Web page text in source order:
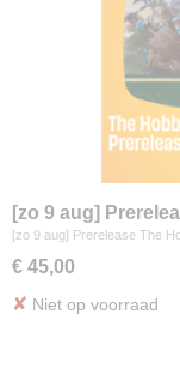
[zo 9 aug]
Gathering
[zo 9 aug] Prerelease The
€ 45,00
✘ Niet op voorraad